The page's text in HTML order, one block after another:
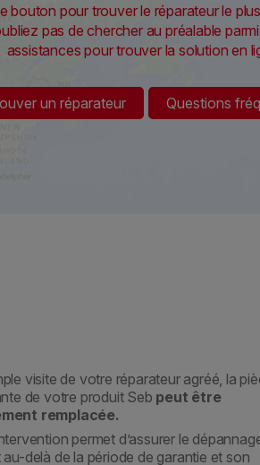
bouton pour trouver le réparateur le
pas de chercher au préalable
assistances pour trouver la solution en
un réparateur Questions
visite de votre réparateur agréé, la
de votre produit Seb peut être
remplacée.
permet d’assurer le
au-delà de la période de garantie et son